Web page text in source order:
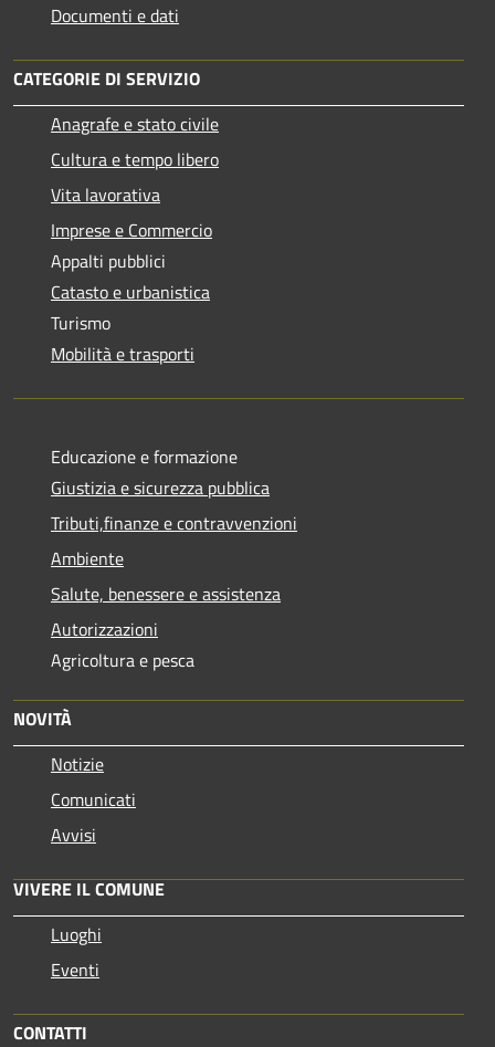
Documenti e dati
CATEGORIE DI SERVIZIO
Anagrafe e stato civile
Cultura e tempo libero
Vita lavorativa
Imprese e Commercio
Appalti pubblici
Catasto e urbanistica
Turismo
Mobilità e trasporti
Educazione e formazione
Giustizia e sicurezza pubblica
Tributi,finanze e contravvenzioni
Ambiente
Salute, benessere e assistenza
Autorizzazioni
Agricoltura e pesca
NOVITÀ
Notizie
Comunicati
Avvisi
VIVERE IL COMUNE
Luoghi
Eventi
CONTATTI